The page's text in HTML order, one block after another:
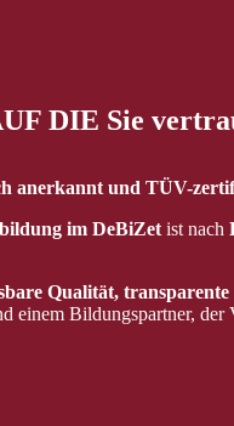
DIE Sie
anerkannt und TÜV-
im DeBiZet ist nach
Qualität,
einem Bildungspartner,